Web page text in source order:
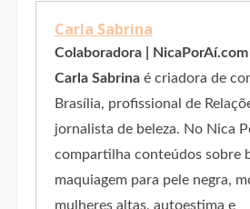
Carla Sabrina
Colaboradora | NicaPorAí.com
Carla Sabrinaé criadora de
Brasília, profissional de
jornalista de beleza. No Nica
compartilha conteúdos sobre
maquiagem para pele negra,
mulheres altas, autoestima e